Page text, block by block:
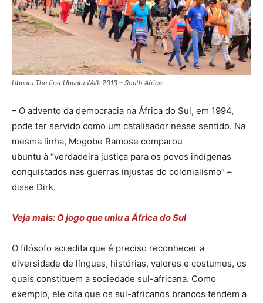
Ubuntu The first Ubuntu Walk 2013 – South Africa
– O advento da democracia na África do Sul, em 1994,
pode ter servido como um catalisador nesse sentido. Na
mesma linha, Mogobe Ramose comparou
ubuntu à “verdadeira justiça para os povos indígenas
conquistados nas guerras injustas do colonialismo” –
disse Dirk.
Veja mais: O jogo que uniu a África do Sul
O filósofo acredita que é preciso reconhecer a
diversidade de línguas, histórias, valores e costumes, os
quais constituem a sociedade sul-africana. Como
exemplo, ele cita que os sul-africanos brancos tendem a